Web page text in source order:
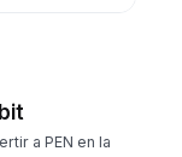
a PEN en la